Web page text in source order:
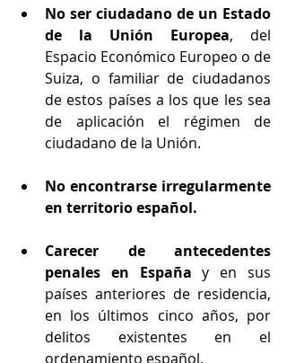
No ser ciudadano de un Estado
de la Unión Europea, del
Espacio Económico Europeo o de
Suiza, o familiar de ciudadanos
de estos países a los que les sea
de aplicación el régimen de
ciudadano de la Unión.
No encontrarse irregularmente
en territorio español.
Carecer de antecedentes
penales en España y en sus
países anteriores de residencia,
en los últimos cinco años, por
delitos existentes en el
ordenamiento español.